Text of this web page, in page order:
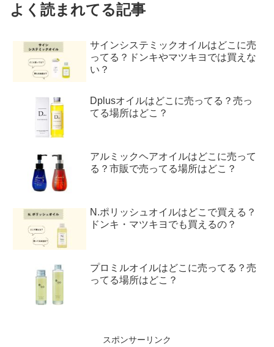
よく読まれてる記事
サインシステミックオイルはどこに売
ってる？ドンキやマツキヨでは買えな
い？
Dplusオイルはどこに売ってる？売っ
てる場所はどこ？
アルミックヘアオイルはどこに売って
る？市販で売ってる場所はどこ？
N.ポリッシュオイルはどこで買える？
ドンキ・マツキヨでも買えるの？
プロミルオイルはどこに売ってる？売
ってる場所はどこ？
スポンサーリンク